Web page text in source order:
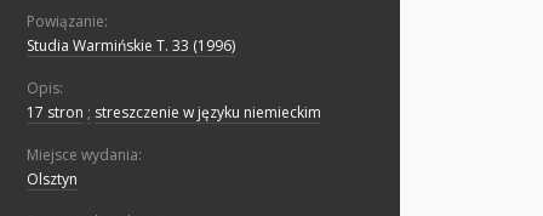
Powiązanie:
Studia Warmińskie T. 33 (1996)
Opis:
17 stron ; streszczenie w języku niemieckim
Miejsce wydania:
Olsztyn